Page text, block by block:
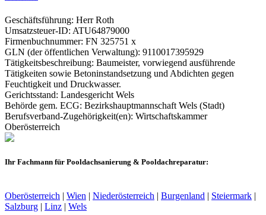
Geschäftsführung: Herr Roth
Umsatzsteuer-ID: ATU64879000
Firmenbuchnummer: FN 325751 x
GLN (der öffentlichen Verwaltung): 9110017395929
Tätigkeitsbeschreibung: Baumeister, vorwiegend ausführende
Tätigkeiten sowie Betoninstandsetzung und Abdichten gegen
Feuchtigkeit und Druckwasser.
Gerichtsstand: Landesgericht Wels
Behörde gem. ECG: Bezirkshauptmannschaft Wels (Stadt)
Berufsverband-Zugehörigkeit(en): Wirtschaftskammer
Oberösterreich
Ihr Fachmann für Pooldachsanierung & Pooldachreparatur:
Oberösterreich | Wien | Niederösterreich | Burgenland | Steiermark |
Salzburg | Linz | Wels